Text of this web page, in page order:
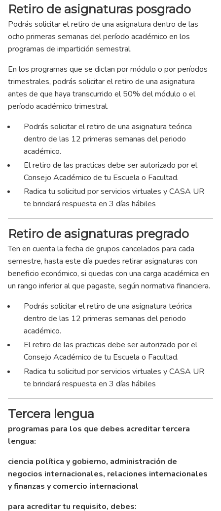
Retiro de asignaturas posgrado
Podrás solicitar el retiro de una asignatura dentro de las
ocho primeras semanas del período académico en los
programas de impartición semestral.
En los programas que se dictan por módulo o por períodos
trimestrales, podrás solicitar el retiro de una asignatura
antes de que haya transcurrido el 50% del módulo o el
período académico trimestral.
Podrás solicitar el retiro de una asignatura teórica
dentro de las 12 primeras semanas del periodo
académico.
El retiro de las practicas debe ser autorizado por el
Consejo Académico de tu Escuela o Facultad.
Radica tu solicitud por servicios virtuales y CASA UR
te brindará respuesta en 3 días hábiles
Retiro de asignaturas pregrado
Ten en cuenta la fecha de grupos cancelados para cada
semestre, hasta este día puedes retirar asignaturas con
beneficio económico, si quedas con una carga académica en
un rango inferior al que pagaste, según normativa financiera.
Podrás solicitar el retiro de una asignatura teórica
dentro de las 12 primeras semanas del periodo
académico.
El retiro de las practicas debe ser autorizado por el
Consejo Académico de tu Escuela o Facultad.
Radica tu solicitud por servicios virtuales y CASA UR
te brindará respuesta en 3 días hábiles
Tercera lengua
programas para los que debes acreditar tercera
lengua:
ciencia política y gobierno, administración de
negocios internacionales, relaciones internacionales
y finanzas y comercio internacional
para acreditar tu requisito, debes: